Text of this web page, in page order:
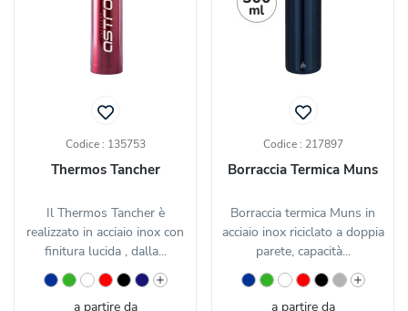
Codice : 135753
Thermos Tancher
Il Thermos Tancher è
realizzato in acciaio inox con
finitura lucida , dalla...
a partire da
Codice : 217897
Borraccia Termica Muns
Borraccia termica Muns in
acciaio inox riciclato a doppia
parete, capacità...
a partire da